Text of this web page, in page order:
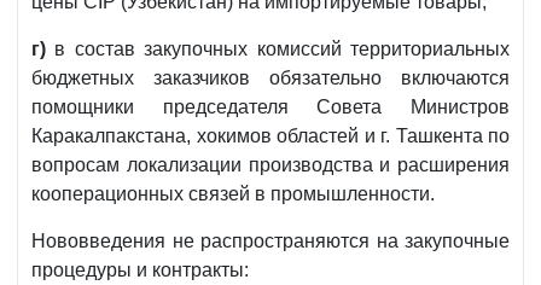
г) в состав закупочных комиссий территориальных
бюджетных заказчиков обязательно включаются
помощники председателя Совета Министров
Каракалпакстана, хокимов областей и г. Ташкента по
вопросам локализации производства и расширения
кооперационных связей в промышленности.
Нововведения не распространяются на закупочные
процедуры и контракты: